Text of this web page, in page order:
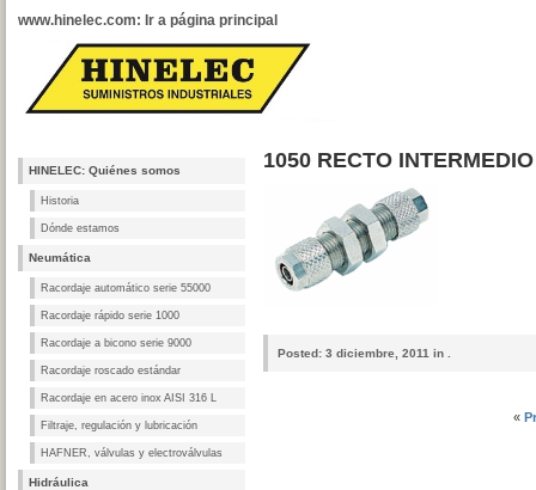
www.hinelec.com: Ir a página principal
HINELEC: Quiénes somos
Historia
Dónde estamos
Neumática
Racordaje automático serie 55000
Racordaje rápido serie 1000
Racordaje a bicono serie 9000
Racordaje roscado estándar
Racordaje en acero inox AISI 316 L
Filtraje, regulación y lubricación
HAFNER, válvulas y electroválvulas
Hidráulica
1050 RECTO
Posted: 3 diciembre, 2011 in .
«